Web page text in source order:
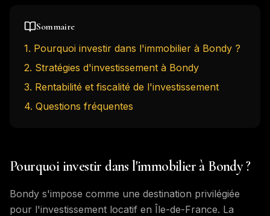
Sommaire
1. Pourquoi investir dans l'immobilier à Bondy ?
2. Stratégies d'investissement à Bondy
3. Rentabilité et fiscalité de l'investissement
4. Questions fréquentes
Pourquoi investir dans l'immobilier à Bondy ?
Bondy s'impose comme une destination privilégiée
pour l'investissement locatif en Île-de-France. La